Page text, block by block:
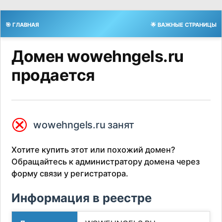
🎯 ГЛАВНАЯ 🌟 ВАЖНЫЕ СТРАНИЦЫ
Домен wowehngels.ru
продается
⮿ wowehngels.ru занят
Хотите купить этот или похожий домен?
Обращайтесь к администратору домена через
форму связи у регистратора.
Информация в реестре